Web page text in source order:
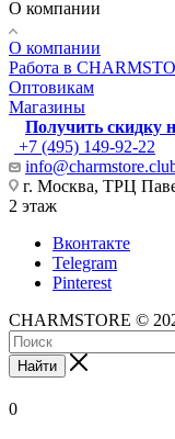
О компании
О компании
Работа в
Оптовикам
Магазины
Получить скидку
+7 (495) 149-92-22
г. Москва, ТРЦ
2 этаж
Вконтакте
Telegram
Pinterest
CHARMSTORE ©
Найти
0